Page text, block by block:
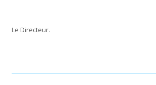
Le Directeur.